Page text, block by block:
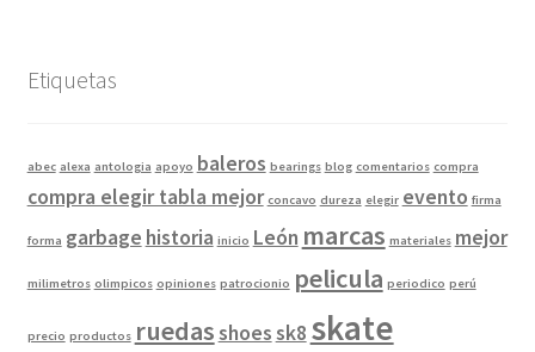
Etiquetas
abec alexa antologia apoyo baleros bearings blog comentarios compra
compra elegir tabla mejor concavo dureza elegir evento firma
forma garbage historia inicio León marcas materiales mejor
milimetros olimpicos opiniones patrocionio pelicula periodico perú
precio productos ruedasshoessk8 skate